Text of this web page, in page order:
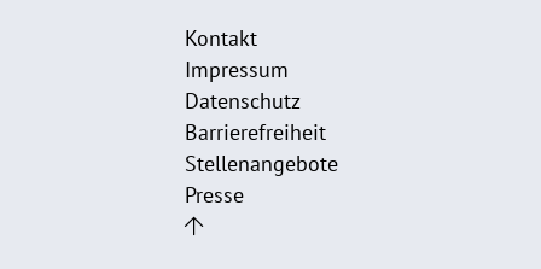
Kontakt
Impressum
Datenschutz
Barrierefreiheit
Stellenangebote
Presse